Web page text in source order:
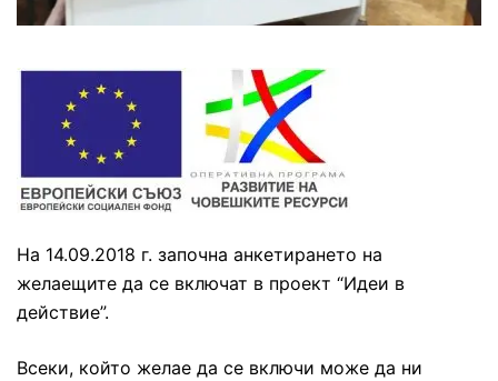
На 14.09.2018 г. започна анкетирането на
желаещите да се включат в проект “Идеи в
действие”.
Всеки, който желае да се включи може да ни